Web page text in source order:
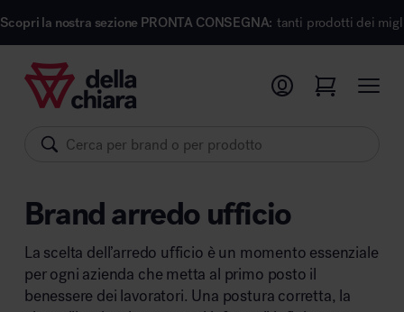
sezione PRONTA CONSEGNA: tanti prodotti dei migliori marchi
Prodotti
Pronta Consegna
Arredi
Ambienti
Brand
Brand arredo ufficio
La scelta dell’arredo ufficio è un momento essenziale
per ogni azienda che metta al primo posto il
benessere dei lavoratori. Una postura corretta, la